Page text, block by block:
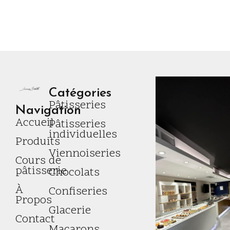
Navigation
Accueil
Produits
Cours de
pâtisserie
À
Propos
Contact
Catégories
Pâtisseries
Pâtisseries
individuelles
Viennoiseries
Chocolats
Confiseries
Glacerie